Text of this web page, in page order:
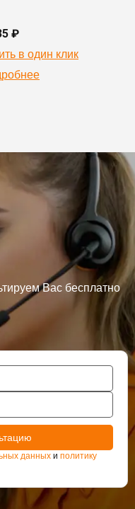
₽
в один клик
Вас бесплатно
данных и политику